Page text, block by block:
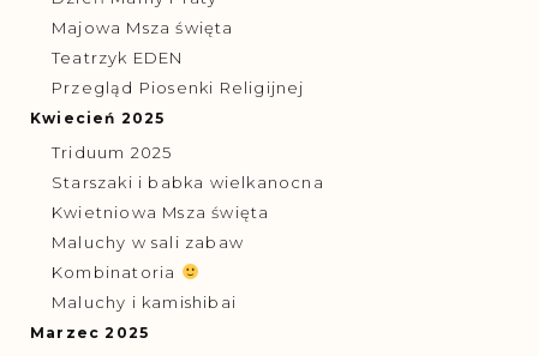
Majowa Msza święta
Teatrzyk EDEN
Przegląd Piosenki Religijnej
Kwiecień 2025
Triduum 2025
Starszaki i babka wielkanocna
Kwietniowa Msza święta
Maluchy w sali zabaw
Kombinatoria
Maluchy i kamishibai
Marzec 2025